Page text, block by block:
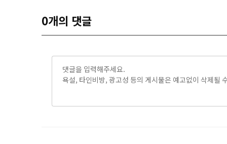
0개의 댓글